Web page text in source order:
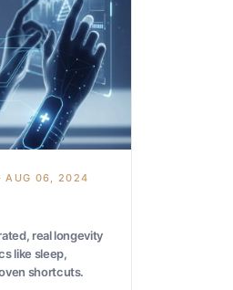
AUG 06, 2024
real longevity
like sleep,
shortcuts.